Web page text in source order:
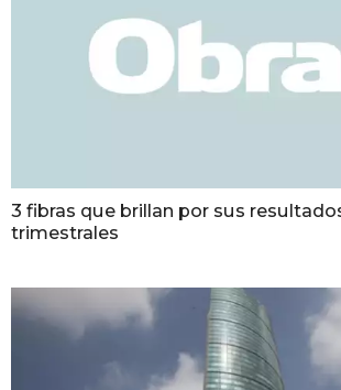
3 fibras que brillan por sus
trimestrales